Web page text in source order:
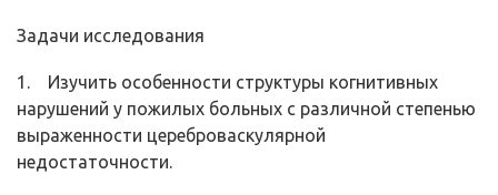
Задачи исследования
1. Изучить особенности структуры когнитивных
нарушений у пожилых больных с различной степенью
выраженности цереброваскулярной
недостаточности.